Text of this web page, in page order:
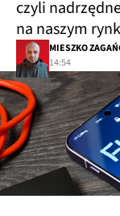
czyli
na naszym
MIESZKO
14:54